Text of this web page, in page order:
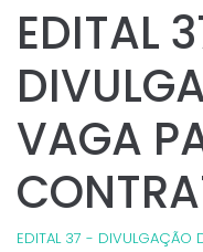
EDITAL
VAGA
EDITAL 37 - DIVULGAÇÃO